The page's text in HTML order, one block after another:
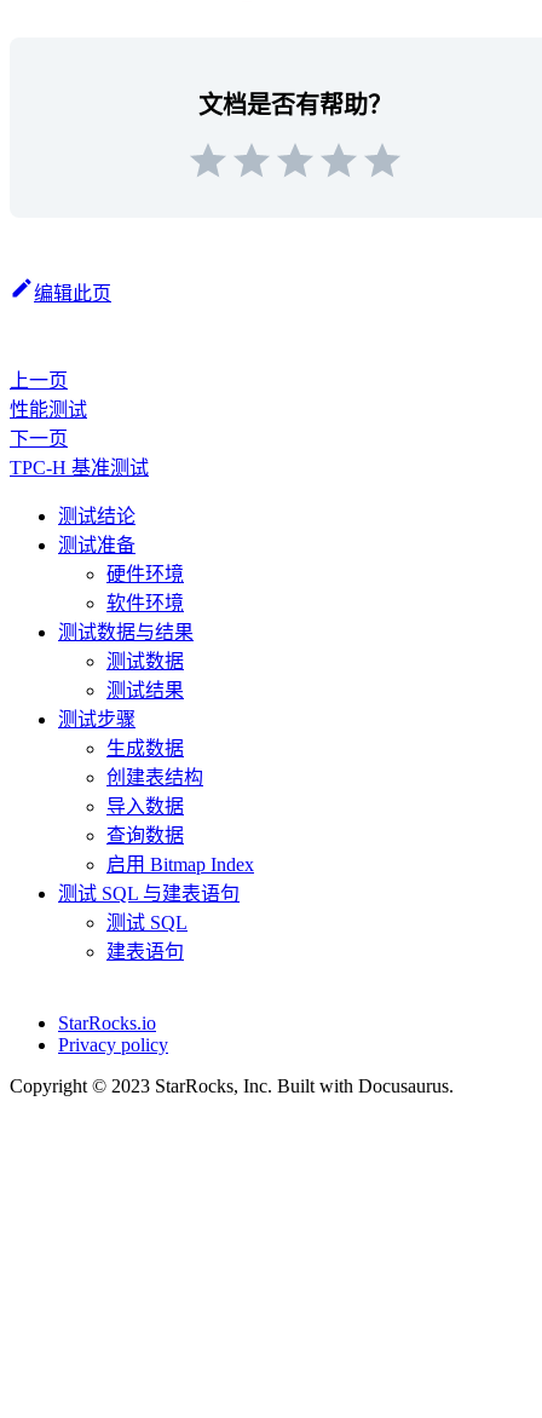
文档是否有帮助？
编辑此页
上一页
性能测试
下一页
TPC-H 基准测试
测试结论
测试准备
硬件环境
软件环境
测试数据与结果
测试数据
测试结果
测试步骤
生成数据
创建表结构
导入数据
查询数据
启用 Bitmap Index
测试 SQL 与建表语句
测试 SQL
建表语句
StarRocks.io
Privacy policy
Copyright © 2023 StarRocks, Inc. Built with Docusaurus.